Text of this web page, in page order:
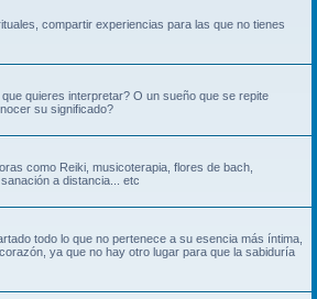
compartir experiencias para las que no tienes
quieres interpretar? O un sueño que se repite
su significado?
como Reiki, musicoterapia, flores de bach,
a distancia... etc
todo lo que no pertenece a su esencia más íntima,
ya que no hay otro lugar para que la sabiduría